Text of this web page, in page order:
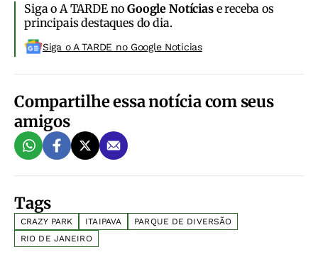
Siga o A TARDE noGoogle Notíciase receba os
principais destaques do dia.
Siga o A TARDE no Google Noticias
Compartilhe essa notícia com seus
amigos
Tags
CRAZY PARK ITAIPAVA
PARQUE DE DIVERSÃO
RIO DE JANEIRO